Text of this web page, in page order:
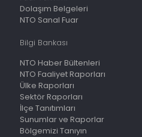
Dolaşım Belgeleri
NTO Sanal Fuar
Bilgi Bankası
NTO Haber Bültenleri
NTO Faaliyet Raporları
Ülke Raporları
Sektör Raporları
İlçe Tanıtımları
Sunumlar ve Raporlar
Bölgemizi Tanıyın